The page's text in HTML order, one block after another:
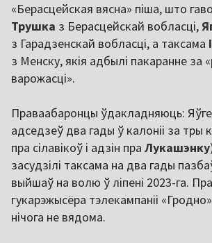
«Берасцейская вясна» піша, што
Трушка з Берасцейскай вобласці,
з Гарадзенскай вобласці, а таксама
з Менску, якія адбылі пакаранне за
варожасці».
Праваабаронцы ўдакладняюць:
адседзеў два гады ў калоніі за тры
пра сілавікоў і адзін пра Лукашэнку
засудзілі таксама на два гады
выйшаў на волю ў ліпені 2023-га.
гукарэжысёра тэлекампаніі
нічога не вядома.